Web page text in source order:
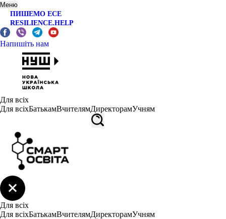
Меню
ПИШЕМО ЕСЕ
RESILIENCE.HELP
Напишіть нам
Для всіх
Для всіхБатькамВчителямДиректорамУчням
Для всіх
Для всіхБатькамВчителямДиректорамУчням